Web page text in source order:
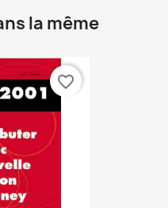
la même
favorite_border